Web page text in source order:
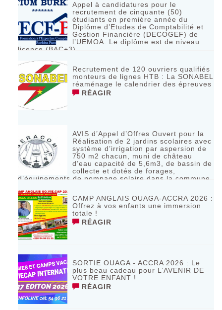
Appel à candidatures pour le
recrutement de cinquante (50)
étudiants en première année du
Diplôme d’Etudes de Comptabilité et
Gestion Financière (DECOGEF) de
l’UEMOA. Le diplôme est de niveau
licence (BAC+3)
Recrutement de 120 ouvriers qualifiés
monteurs de lignes HTB : La SONABEL
réaménage le calendrier des épreuves
RÉAGIR
AVIS d’Appel d’Offres Ouvert pour la
Réalisation de 2 jardins scolaires avec
système d’irrigation par aspersion de
750 m2 chacun, muni de château
d’eau capacité de 5,6m3, de bassin de
collecte et dotés de forages,
d’équipements de pompage solaire dans la commune
RÉAGIR
CAMP ANGLAIS OUAGA-ACCRA 2026 :
Offrez à vos enfants une immersion
totale !
RÉAGIR
SORTIE OUAGA - ACCRA 2026 : Le
plus beau cadeau pour L’AVENIR DE
VOTRE ENFANT !
RÉAGIR